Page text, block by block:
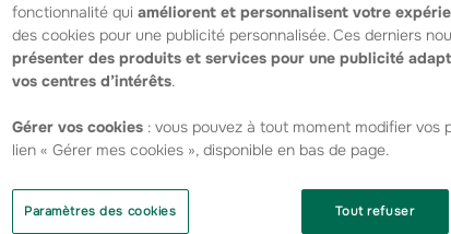
leurs opportunités aux candidats : un événement
d’emploi.
la diversité des métiers, des marques et tous les
à son Jobmeeting.
lequel des recruteurs seront aussi présents pour
adaptées à votre profil. Des postes sont à pourvoir
mars, puis dans sept autres villes (Nantes, Bordeaux,
gan.com
fonctionnalité qui améliorent et personnalisent votre
des cookies pour une publicité personnalisée. Ces derniers
présenter des produits et services pour une publicité
vos centres d’intérêts.
Gérer vos cookies : vous pouvez à tout moment modifier vos
lien « Gérer mes cookies », disponible en bas de page.
Paramètres des cookies Tout refuser